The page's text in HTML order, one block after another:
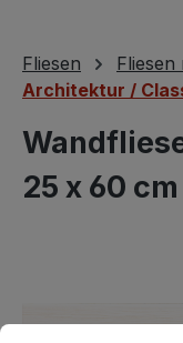
Fliesen
Fliesen
Architektur /
25 x 60 cm
Cookie-
Diese Website